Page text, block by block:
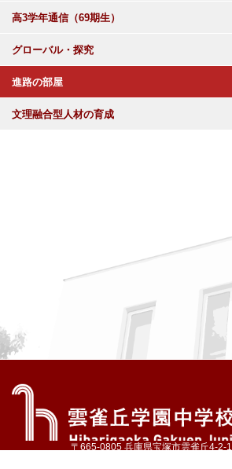
高3学年通信（69期生）
グローバル・探究
進路の部屋
文理融合型人材の育成
〒665-0805 兵庫県宝塚市雲雀丘4-2-1